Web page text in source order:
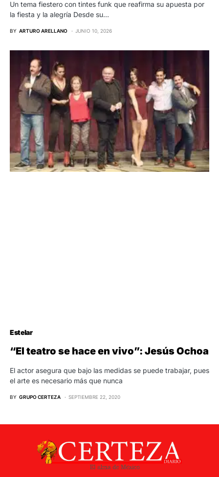
Un tema fiestero con tintes funk que reafirma su apuesta por
la fiesta y la alegría Desde su…
BY ARTURO ARELLANO JUNIO 10, 2026
Estelar
“El teatro se hace en vivo”: Jesús Ochoa
El actor asegura que bajo las medidas se puede trabajar, pues
el arte es necesario más que nunca
BY GRUPO CERTEZA SEPTIEMBRE 22, 2020